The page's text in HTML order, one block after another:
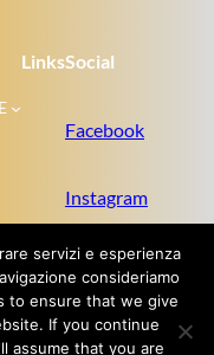
LinksSocial
Facebook
Instagram
Twitter
servizi e esperienza
consideriamo
to ensure that we give
If you continue
assume that you are